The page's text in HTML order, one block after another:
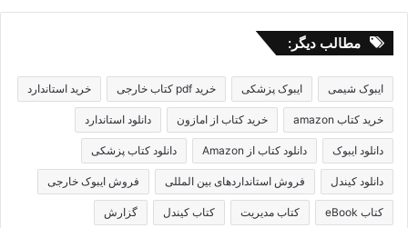
مطالب دیگر:
ایبوک شیمی ایبوک پزشکی خرید pdf کتاب خارجی خرید استاندارد
خرید کتاب amazon خرید کتاب از امازون دانلود استاندارد
دانلود ایبوک دانلود کتاب از Amazon دانلود کتاب پزشکی
دانلود کیندل فروش استانداردهای بین المللی فروش ایبوک خارجی
کتاب eBook کتاب مدیریت کتاب کیندل گزارش